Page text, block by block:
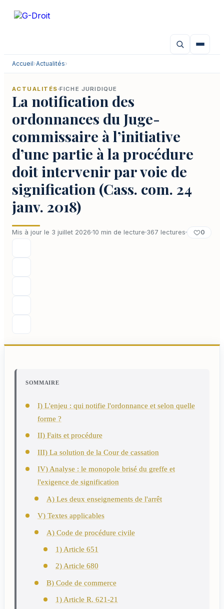
Accueil›Actualités›
ACTUALITÉS FICHE JURIDIQUE
La notification des
ordonnances du Juge-
commissaire à l’initiative
d’une partie à la procédure
doit intervenir par voie de
signification (Cass. com. 24
janv. 2018)
Mis à jour le 3 juillet 2026 10 min de lecture 367 lectures 0
SOMMAIRE
I) L'enjeu : qui notifie l'ordonnance et selon quelle
forme ?
II) Faits et procédure
III) La solution de la Cour de cassation
IV) Analyse : le monopole brisé du greffe et
l'exigence de signification
A) Les deux enseignements de l'arrêt
V) Textes applicables
A) Code de procédure civile
1) Article 651
2) Article 680
B) Code de commerce
1) Article R. 621-21